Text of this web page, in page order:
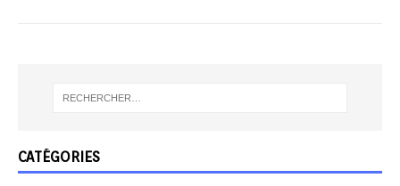
CATÉGORIES